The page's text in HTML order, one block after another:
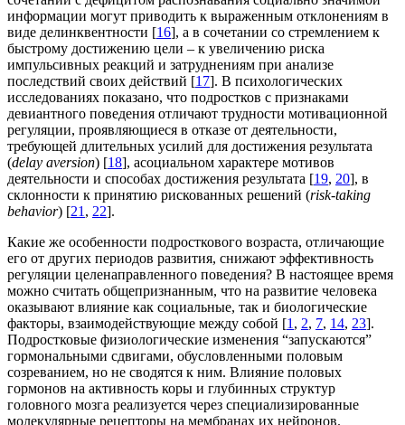
информации могут приводить к выраженным отклонениям в
виде делинквентности [16], а в сочетании со стремлением к
быстрому достижению цели – к увеличению риска
импульсивных реакций и затруднениям при анализе
последствий своих действий [17]. В психологических
исследованиях показано, что подростков с признаками
девиантного поведения отличают трудности мотивационной
регуляции, проявляющиеся в отказе от деятельности,
требующей длительных усилий для достижения результата
(delay aversion) [18], асоциальном характере мотивов
деятельности и способах достижения результата [19, 20], в
склонности к принятию рискованных решений (risk-taking
behavior) [21 , 22].
Какие же особенности подросткового возраста, отличающие
его от других периодов развития, снижают эффективность
регуляции целенаправленного поведения? В настоящее время
можно считать общепризнанным, что на развитие человека
оказывают влияние как социальные, так и биологические
факторы, взаимодействующие между собой [1 , 2, 7, 14, 23].
Подростковые физиологические изменения “запускаются”
гормональными сдвигами, обусловленными половым
созреванием, но не сводятся к ним. Влияние половых
гормонов на активность коры и глубинных структур
головного мозга реализуется через специализированные
молекулярные рецепторы на мембранах их нейронов.